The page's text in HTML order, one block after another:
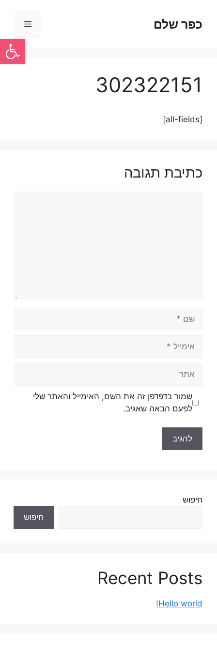
פתח
כפר שלם
302322151
[all-fields]
כתיבת תגובה
שמור בדפדפן זה את השם, האימייל והאתר שלי
לפעם הבאה שאגיב.
חיפוש
חיפוש
Recent Posts
Hello world!